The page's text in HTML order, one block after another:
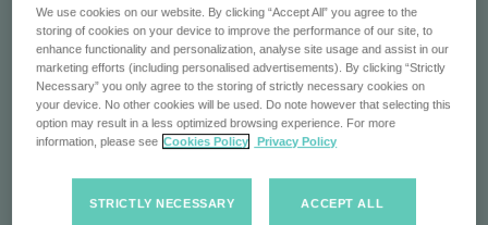
Développement
We use cookies on our website. By clicking “Accept All” you agree to the
storing of cookies on your device to improve the performance of our site, to
enhance functionality and personalization, analyse site usage and assist in our
marketing efforts (including personalised advertisements). By clicking “Strictly
Necessary” you only agree to the storing of strictly necessary cookies on
your device. No other cookies will be used. Do note however that selecting this
option may result in a less optimized browsing experience. For more
information, please see Cookies Policy Privacy Policy
STRICTLY NECESSARY ACCEPT ALL